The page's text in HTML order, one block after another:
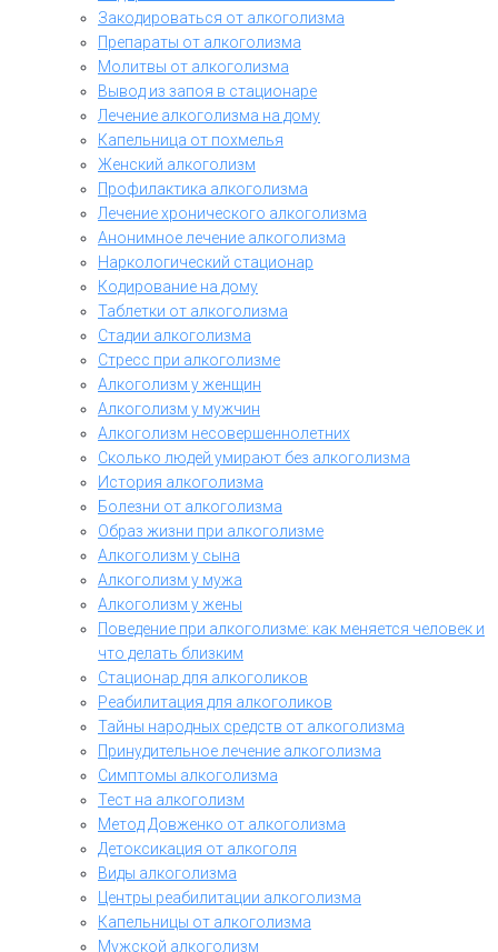
Закодироваться от алкоголизма
Препараты от алкоголизма
Молитвы от алкоголизма
Вывод из запоя в стационаре
Лечение алкоголизма на дому
Капельница от похмелья
Женский алкоголизм
Профилактика алкоголизма
Лечение хронического алкоголизма
Анонимное лечение алкоголизма
Наркологический стационар
Кодирование на дому
Таблетки от алкоголизма
Стадии алкоголизма
Стресс при алкоголизме
Алкоголизм у женщин
Алкоголизм у мужчин
Алкоголизм несовершеннолетних
Сколько людей умирают без алкоголизма
История алкоголизма
Болезни от алкоголизма
Образ жизни при алкоголизме
Алкоголизм у сына
Алкоголизм у мужа
Алкоголизм у жены
Поведение при алкоголизме: как меняется человек и
что делать близким
Стационар для алкоголиков
Реабилитация для алкоголиков
Тайны народных средств от алкоголизма
Принудительное лечение алкоголизма
Симптомы алкоголизма
Тест на алкоголизм
Метод Довженко от алкоголизма
Детоксикация от алкоголя
Виды алкоголизма
Центры реабилитации алкоголизма
Капельницы от алкоголизма
Мужской алкоголизм